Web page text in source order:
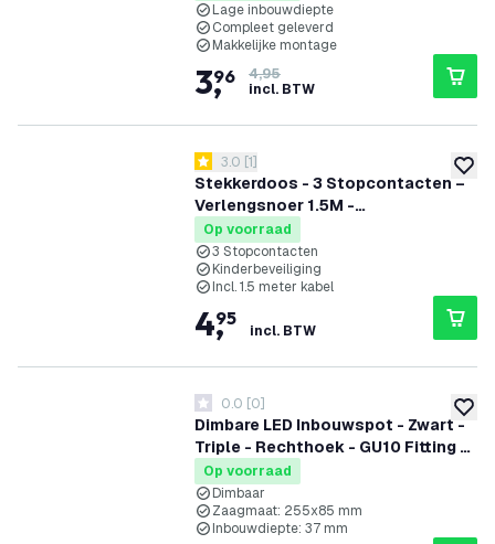
Lage inbouwdiepte
Compleet geleverd
Makkelijke montage
3,
96
4,95
incl. BTW
Stekkerdoos - 3 Stopcontacten –
Verlengsnoer 1.5M -
Tafelcontactdoos - Zwart
reviews drawer openen
3 score sterren
3.0 [1]
Op voorraad
3 Stopcontacten
Kinderbeveiliging
Incl. 1.5 meter kabel
4,
95
incl. BTW
Dimbare LED Inbouwspot - Zwart -
Triple - Rechthoek - GU10 Fitting -
270x100mm
0 score sterren
0.0 [0]
Op voorraad
Dimbaar
Zaagmaat: 255x85 mm
Inbouwdiepte: 37 mm